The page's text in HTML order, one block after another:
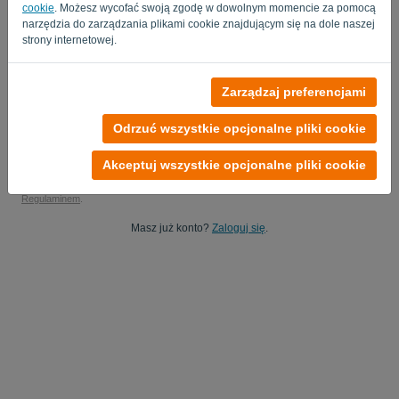
cookie . Możesz wycofać swoją zgodę w dowolnym momencie za pomocą
narzędzia do zarządzania plikami cookie znajdującym się na dole naszej
strony internetowej.
Zarządzaj preferencjami
Odrzuć wszystkie opcjonalne pliki cookie
Akceptuj wszystkie opcjonalne pliki cookie
Tak, możesz studiować moje dane produktowe..
Tak, możesz wysyłać mi aktualizacje marketingowe.
Rozpocznij bezpłatny okres próbny
Karta kredytowa nie jest wymagana
Bez zobowiązań! 100% wolny od zobowiązań
Twoje dane są w 100% bezpieczne
Regulaminem.
Masz już konto? Zaloguj się.